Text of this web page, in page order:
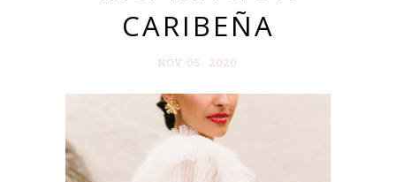
CARIBEÑA
NOV 05. 2020